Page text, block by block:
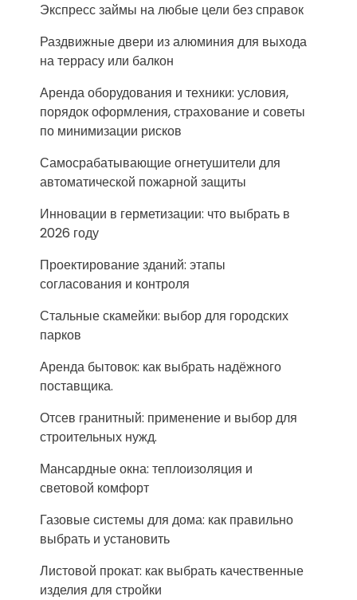
Экспресс займы на любые цели без справок
Раздвижные двери из алюминия для выхода
на террасу или балкон
Аренда оборудования и техники: условия,
порядок оформления, страхование и советы
по минимизации рисков
Самосрабатывающие огнетушители для
автоматической пожарной защиты
Инновации в герметизации: что выбрать в
2026 году
Проектирование зданий: этапы
согласования и контроля
Стальные скамейки: выбор для городских
парков
Аренда бытовок: как выбрать надёжного
поставщика.
Отсев гранитный: применение и выбор для
строительных нужд.
Мансардные окна: теплоизоляция и
световой комфорт
Газовые системы для дома: как правильно
выбрать и установить
Листовой прокат: как выбрать качественные
изделия для стройки